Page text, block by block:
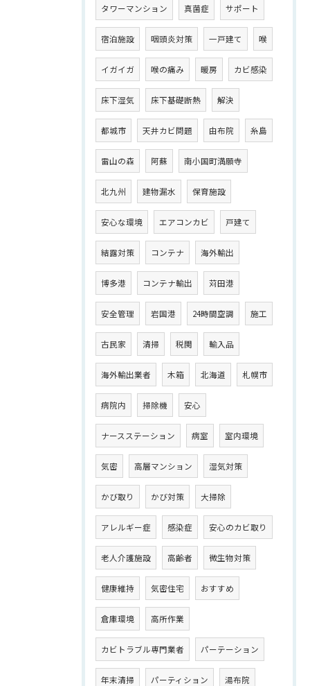
タワーマンション 真菌症 サポート
宿泊施設 咽頭炎対策 一戸建て 喉
イガイガ 喉の痛み 暖房 カビ感染
床下湿気 床下基礎断熱 解決
都城市 天井カビ問題 由布院 糸島
雷山の森 阿蘇 南小国町満願寺
北九州 建物漏水 保育施設
安心な環境 エアコンカビ 戸建て
結露対策 コンテナ 海外輸出
博多港 コンテナ輸出 苅田港
安全管理 岩国港 24時間空調 施工
古民家 清掃 税関 輸入品
海外輸出業者 木箱 北海道 札幌市
病院内 掃除機 安心
ナースステーション 病室 室内環境
気密 高層マンション 湿気対策
かび取り かび対策 大掃除
アレルギー症 感染症 安心のカビ取り
老人介護施設 高齢者 微生物対策
健康維持 気密住宅 おすすめ
倉庫環境 高所作業
カビトラブル専門業者 パーテーション
年末清掃 パーティション 湯布院